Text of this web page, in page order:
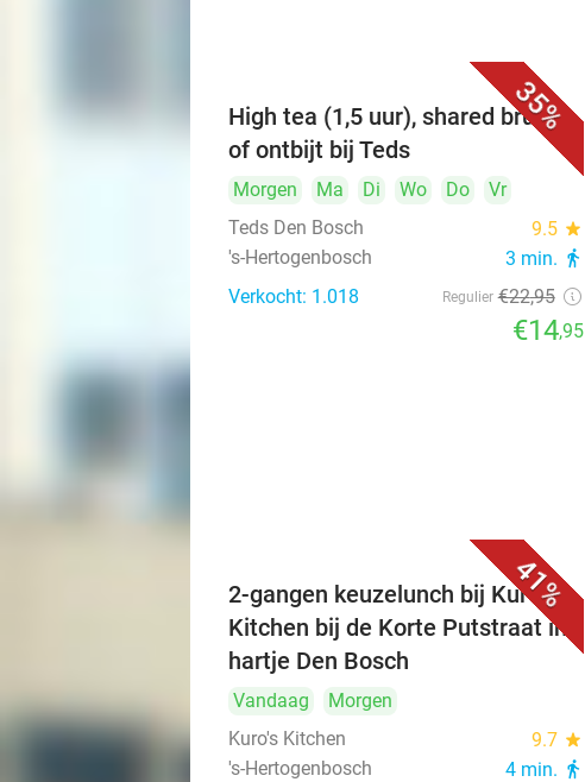
35%
High tea (1,5 uur), shared brunch
of ontbijt bij Teds
Morgen Ma Di Wo Do
Vr
Teds Den Bosch
9.5 star
's-Hertogenbosch 3 min. directions_walk
Verkocht: 1.018 Regulier €22,95
€14,95
41%
2-gangen keuzelunch bij Kuro's
Kitchen bij de Korte Putstraat in
hartje Den Bosch
Vandaag
Morgen
Kuro's Kitchen
9.7 star
's-Hertogenbosch 4 min. directions_walk